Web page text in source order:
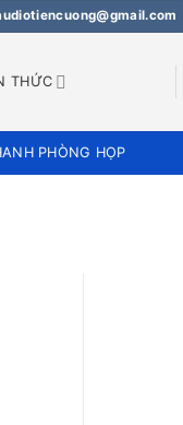
THỨC
PHÒNG HỌP